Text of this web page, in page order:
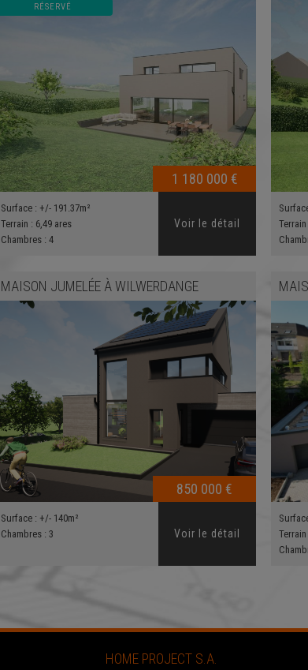
RÉSERVÉ
Surface : +/- 191.37m²
Terrain : 6,49 ares
Chambres : 4
1 180 000 €
Voir le détail
MAISON JUMELÉEÀWILWERDANGE
Surface : +/- 140m²
Chambres : 3
850 000 €
Voir le détail
HOME PROJECT S.A.